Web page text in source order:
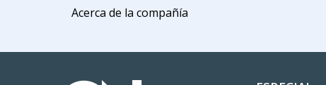
Acerca de la compañía